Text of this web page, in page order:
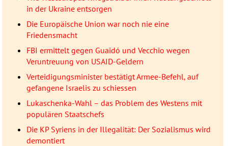
in der Ukraine entsorgen
Die Europäische Union war noch nie eine
Friedensmacht
FBI ermittelt gegen Guaidó und Vecchio wegen
Veruntreuung von USAID-Geldern
Verteidigungsminister bestätigt Armee-Befehl, auf
gefangene Israelis zu schiessen
Lukaschenka-Wahl – das Problem des Westens mit
populären Staatschefs
Die KP Syriens in der Illegalität: Der Sozialismus wird
demontiert